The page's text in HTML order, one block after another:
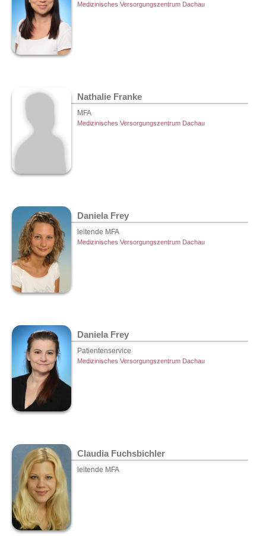
Medizinisches Versorgungszentrum Dachau
Nathalie Franke
MFA
Medizinisches Versorgungszentrum Dachau
Daniela Frey
leitende MFA
Medizinisches Versorgungszentrum Dachau
Daniela Frey
Patientenservice
Medizinisches Versorgungszentrum Dachau
Claudia Fuchsbichler
leitende MFA